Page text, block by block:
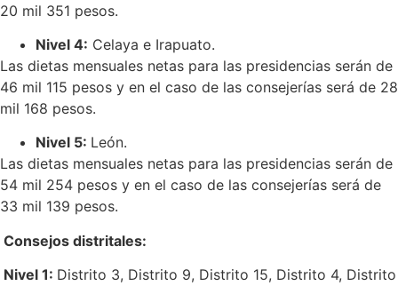
20 mil 351 pesos.
Nivel 4: Celaya e Irapuato.
Las dietas mensuales netas para las presidencias serán de
46 mil 115 pesos y en el caso de las consejerías será de 28
mil 168 pesos.
Nivel 5: León.
Las dietas mensuales netas para las presidencias serán de
54 mil 254 pesos y en el caso de las consejerías será de
33 mil 139 pesos.
Consejos distritales:
Nivel 1: Distrito 3, Distrito 9, Distrito 15, Distrito 4, Distrito